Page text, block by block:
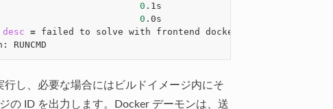
0 .1s
2B 0 .0s
desc = failed to solve with frontend dockerfile.v0: failed
行し、必要な場合にはビルドイメージ内にそ
の ID を出力します。Docker デーモンは、送